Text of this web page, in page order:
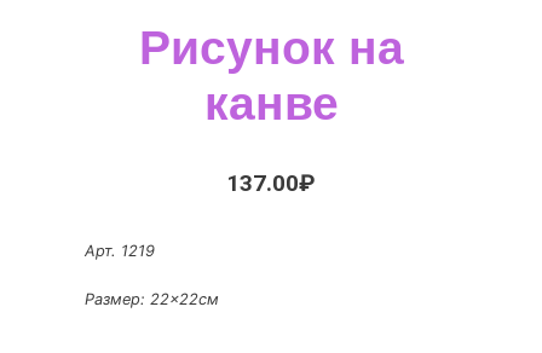
Рисунок на
канве
137.00₽
Арт. 1219
Размер: 22×22см